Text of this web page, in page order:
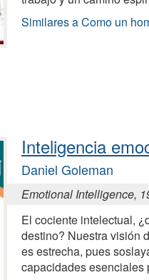
Similares a Como un
Inteligencia
Daniel Goleman
Emotional Intelligence,
El cociente intelectual,
destino? Nuestra visión
es estrecha, pues
capacidades esenciales